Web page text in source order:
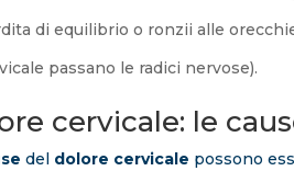
di equilibrio o ronzii alle
passano le radici nervose).
cervicale: le
del dolore cervicale possono